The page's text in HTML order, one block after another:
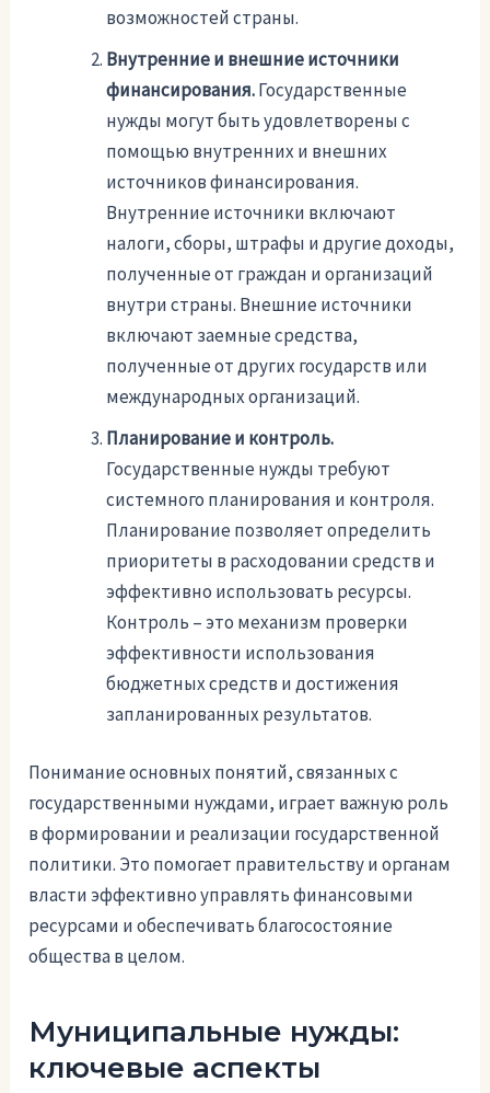
возможностей страны.
Внутренние и внешние источники
финансирования.Государственные
нужды могут быть удовлетворены с
помощью внутренних и внешних
источников финансирования.
Внутренние источники включают
налоги, сборы, штрафы и другие доходы,
полученные от граждан и организаций
внутри страны. Внешние источники
включают заемные средства,
полученные от других государств или
международных организаций.
Планирование и контроль.
Государственные нужды требуют
системного планирования и контроля.
Планирование позволяет определить
приоритеты в расходовании средств и
эффективно использовать ресурсы.
Контроль – это механизм проверки
эффективности использования
бюджетных средств и достижения
запланированных результатов.
Понимание основных понятий, связанных с
государственными нуждами, играет важную роль
в формировании и реализации государственной
политики. Это помогает правительству и органам
власти эффективно управлять финансовыми
ресурсами и обеспечивать благосостояние
общества в целом.
Муниципальные нужды:
ключевые аспекты